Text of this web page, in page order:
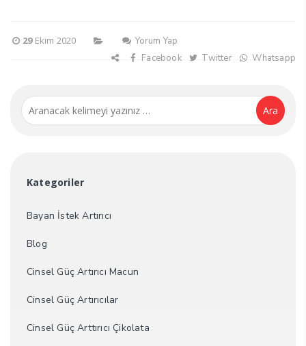
29Ekim 2020
Yorum Yap
Facebook
Twitter Whatsapp
Ara
Kategoriler
Bayan İstek Artırıcı
Blog
Cinsel Güç Artırıcı Macun
Cinsel Güç Artırıcılar
Cinsel Güç Arttırıcı Çikolata